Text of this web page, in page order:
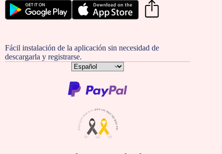
Fácil instalación de la aplicación sin necesidad de
descargarla y registrarse.
Elegir
un
idioma